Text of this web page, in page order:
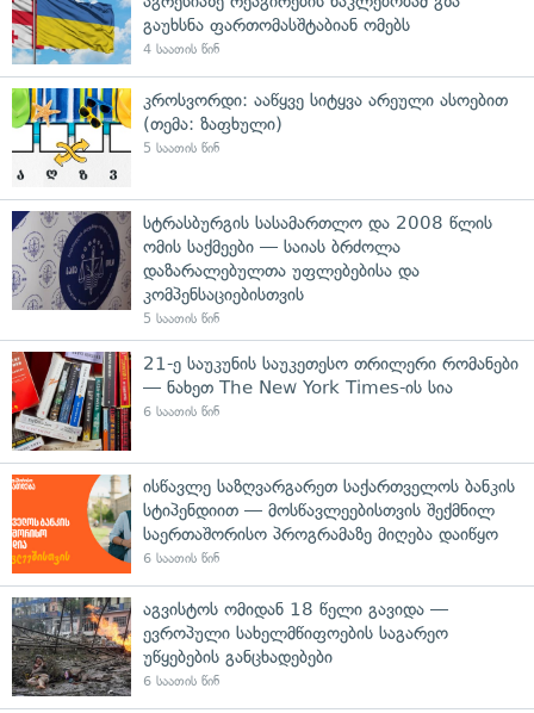
გაუხსნა ფართომასშტაბიან ომებს
4 საათის წინ
კროსვორდი: ააწყვე სიტყვა არეული ასოებით
(თემა: ზაფხული)
5 საათის წინ
სტრასბურგის სასამართლო და 2008 წლის
ომის საქმეები — საიას ბრძოლა
დაზარალებულთა უფლებებისა და
კომპენსაციებისთვის
5 საათის წინ
21-ე საუკუნის საუკეთესო თრილერი რომანები
— ნახეთ The New York Times-ის სია
6 საათის წინ
ისწავლე საზღვარგარეთ საქართველოს ბანკის
სტიპენდიით — მოსწავლეებისთვის შექმნილ
საერთაშორისო პროგრამაზე მიღება დაიწყო
6 საათის წინ
აგვისტოს ომიდან 18 წელი გავიდა —
ევროპული სახელმწიფოების საგარეო
უწყებების განცხადებები
6 საათის წინ